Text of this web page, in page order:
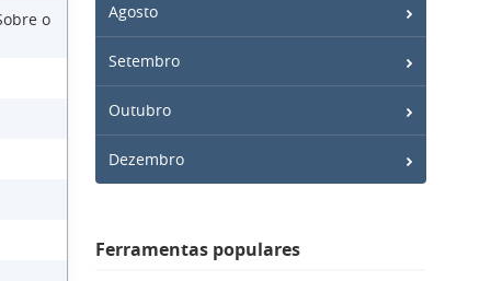
o Agosto
Setembro
Outubro
Dezembro
Ferramentas populares